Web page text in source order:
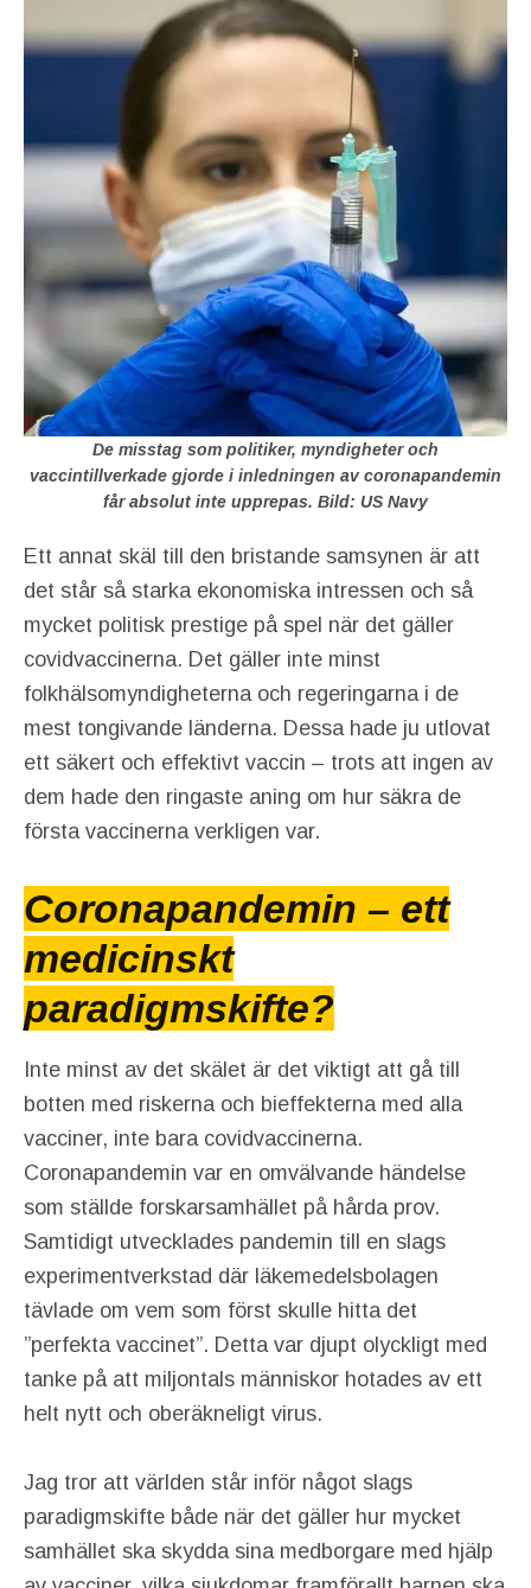
De misstag som politiker, myndigheter och
vaccintillverkade gjorde i inledningen av coronapandemin
får absolut inte upprepas. Bild: US Navy
Ett annat skäl till den bristande samsynen är att
det står så starka ekonomiska intressen och så
mycket politisk prestige på spel när det gäller
covidvaccinerna. Det gäller inte minst
folkhälsomyndigheterna och regeringarna i de
mest tongivande länderna. Dessa hade ju utlovat
ett säkert och effektivt vaccin – trots att ingen av
dem hade den ringaste aning om hur säkra de
första vaccinerna verkligen var.
Coronapandemin – ett
medicinskt
paradigmskifte?
Inte minst av det skälet är det viktigt att gå till
botten med riskerna och bieffekterna med alla
vacciner, inte bara covidvaccinerna.
Coronapandemin var en omvälvande händelse
som ställde forskarsamhället på hårda prov.
Samtidigt utvecklades pandemin till en slags
experimentverkstad där läkemedelsbolagen
tävlade om vem som först skulle hitta det
”perfekta vaccinet”. Detta var djupt olyckligt med
tanke på att miljontals människor hotades av ett
helt nytt och oberäkneligt virus.
Jag tror att världen står inför något slags
paradigmskifte både när det gäller hur mycket
samhället ska skydda sina medborgare med hjälp